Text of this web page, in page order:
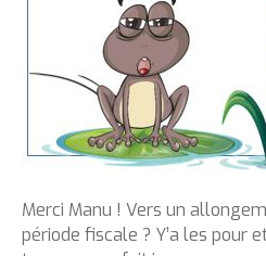
Merci Manu ! Vers un
période fiscale ? Y’a les pour